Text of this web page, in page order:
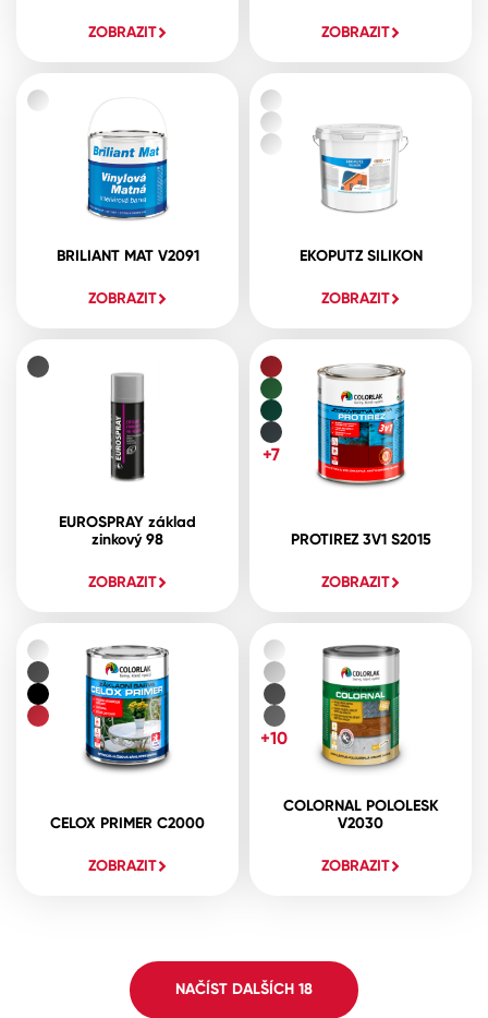
ZOBRAZIT ZOBRAZIT
BRILIANT MAT V2091
ZOBRAZIT
EKOPUTZ SILIKON
ZOBRAZIT
EUROSPRAY základ
zinkový 98
ZOBRAZIT
PROTIREZ 3V1 S2015
ZOBRAZIT
+7
CELOX PRIMER C2000
ZOBRAZIT
COLORNAL POLOLESK
V2030
ZOBRAZIT
+10
NAČÍST DALŠÍCH 18